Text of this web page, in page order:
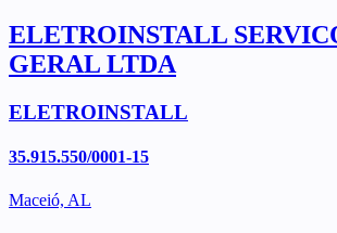
ELETROINSTALL
GERAL LTDA
ELETROINSTALL
35.915.550/0001-15
Maceió, AL